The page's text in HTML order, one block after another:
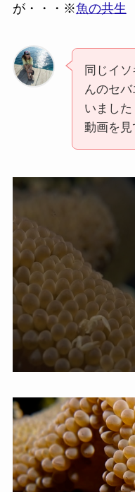
が・・・※魚の共生
同じイ
んのセ
いまし
動画を見